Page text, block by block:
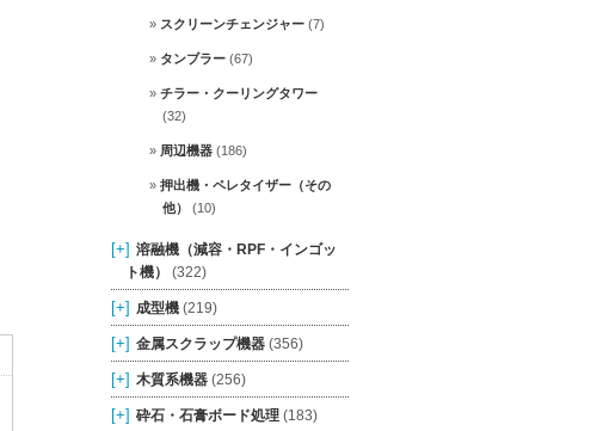
スクリーンチェンジャー(7)
タンブラー(67)
チラー・クーリングタワー
(32)
周辺機器(186)
押出機・ペレタイザー（その
他）
(10)
[+] 溶融機（減容・RPF・インゴッ
ト機）
(322)
[+] 成型機(219)
[+] 金属スクラップ機器(356)
[+] 木質系機器(256)
[+] 砕石・石膏ボード処理(183)